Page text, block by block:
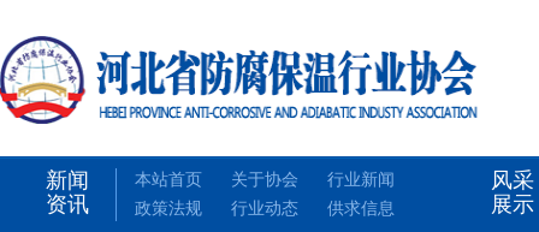
新闻
资讯
本站首页 关于协会
行业新闻
政策法规
行业动态 供求信息
风采
展示